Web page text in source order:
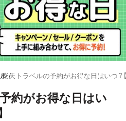
楽天トラベルの予約がお得な日はいつ？
約がお得な日はい